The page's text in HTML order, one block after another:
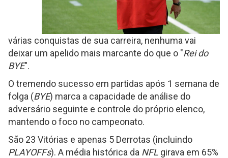
várias conquistas de sua carreira, nenhuma vai
deixar um apelido mais marcante do que o "Rei do
BYE".
O tremendo sucesso em partidas após 1 semana de
folga (BYE) marca a capacidade de análise do
adversário seguinte e controle do próprio elenco,
mantendo o foco no campeonato.
São 23 Vitórias e apenas 5 Derrotas (incluindo
PLAYOFFs). A média histórica da NFL girava em 65%